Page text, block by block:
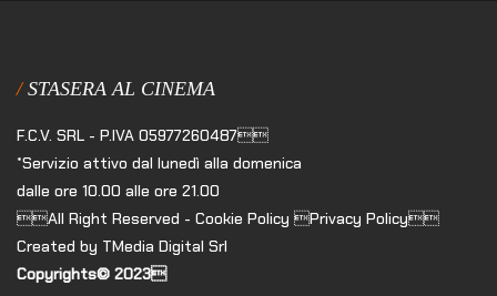
STASERA AL CINEMA
F.C.V. SRL - P.IVA 05977260487
*Servizio attivo dal lunedì alla domenica
dalle ore 10.00 alle ore 21.00
All Right Reserved - Cookie Policy Privacy Policy
Created by TMedia Digital Srl
Copyrights© 2023